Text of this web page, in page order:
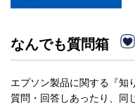
なんでも質問箱
エプソン製品に関する『知
質問・回答しあったり、同